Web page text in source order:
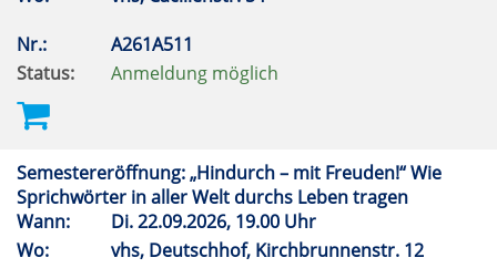
Nr.:
A261A511
Status:
Anmeldung möglich
Semestereröffnung: „Hindurch – mit Freuden!“ Wie
Sprichwörter in aller Welt durchs Leben tragen
Wann:
Di.22.09.2026, 19.00 Uhr
Wo:
vhs, Deutschhof, Kirchbrunnenstr. 12